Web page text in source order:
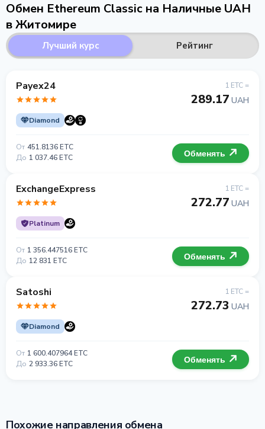
Обмен Ethereum Classic на Наличные UAH
в Житомире
Лучший курс Рейтинг
Payex24
Diamond
1 ETC =
289.17 UAH
От 451.8136 ETC
До 1 037.46 ETC Обменять
ExchangeExpress
Platinum
1 ETC =
272.77 UAH
От 1 356.447516 ETC
До 12 831 ETC Обменять
Satoshi
Diamond
1 ETC =
272.73 UAH
От 1 600.407964 ETC
До 2 933.36 ETC Обменять
Похожие направления обмена